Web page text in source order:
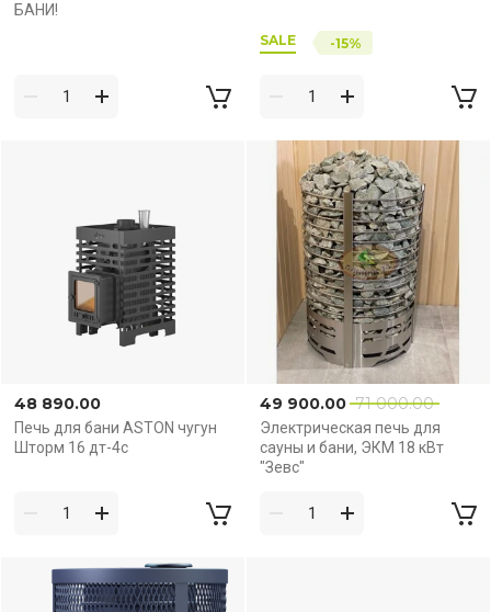
БАНИ!
SALE -15%
48 890.00
Печь для бани ASTON чугун
Шторм 16 дт-4c
71 000.00
49 900.00
Электрическая печь для
сауны и бани, ЭКМ 18 кВт
"Зевс"